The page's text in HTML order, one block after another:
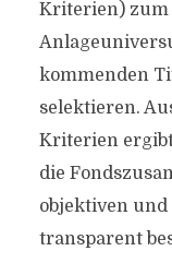
Kriterien) zum
kommenden
selektieren.
Kriterien
die
objektiven
transparent